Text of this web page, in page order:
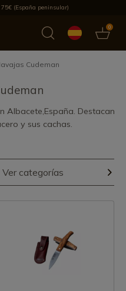
(España peninsular)
0
Los más vendidos
Cudeman
Albacete,España. Destacan
y sus cachas.
Ver categorías